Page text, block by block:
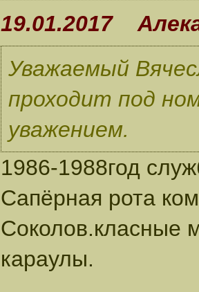
19.01.2017
Уважаемый
проходит под
уважением.
1986-1988год
Сапёрная рота
Соколов.класные
караулы.